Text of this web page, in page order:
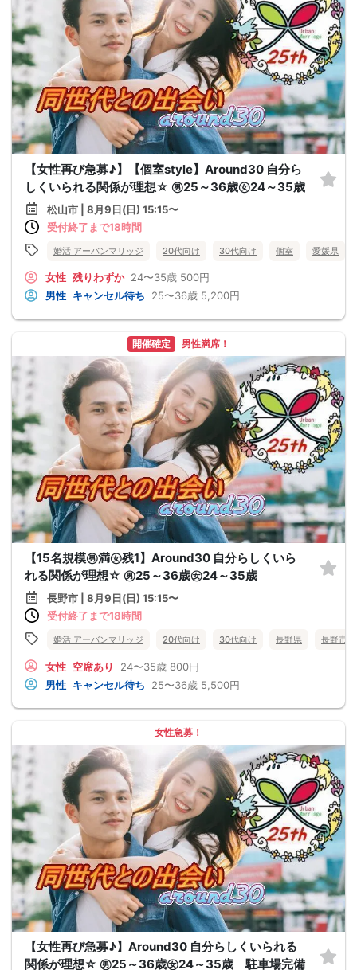
【女性再び急募♪】【個室style】Around30 自分ら
しくいられる関係が理想☆ ㊚25～36歳㊛24～35歳
松山市 | 8月9日(日) 15:15〜
受付終了まで18時間
婚活 アーバンマリッジ 20代向け 30代向け 個室 愛媛県
女性 残りわずか 24〜35歳 500円
男性 キャンセル待ち 25〜36歳 5,200円
開催確定 男性満席！
【15名規模㊚満㊛残1】Around30 自分らしくいら
れる関係が理想☆ ㊚25～36歳㊛24～35歳
長野市 | 8月9日(日) 15:15〜
受付終了まで18時間
婚活 アーバンマリッジ 20代向け 30代向け 長野県 長野市
女性 空席あり 24〜35歳 800円
男性 キャンセル待ち 25〜36歳 5,500円
女性急募！
【女性再び急募♪】Around30 自分らしくいられる
関係が理想☆ ㊚25～36歳㊛24～35歳 駐車場完備